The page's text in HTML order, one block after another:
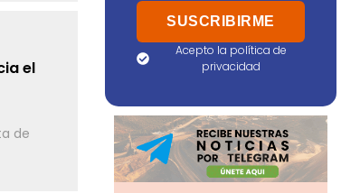
el
de
Acepto la política de
privacidad